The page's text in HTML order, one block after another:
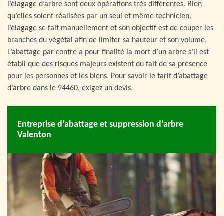
l’élagage d’arbre sont deux opérations très différentes. Bien
qu’elles soient réalisées par un seul et même technicien,
l’élagage se fait manuellement et son objectif est de couper les
branches du végétal afin de limiter sa hauteur et son volume.
L’abattage par contre a pour finalité la mort d’un arbre s’il est
établi que des risques majeurs existent du fait de sa présence
pour les personnes et les biens. Pour savoir le tarif d’abattage
d’arbre dans le 94460, exigez un devis.
Entreprise d’abattage et suppression d’arbre
Valenton